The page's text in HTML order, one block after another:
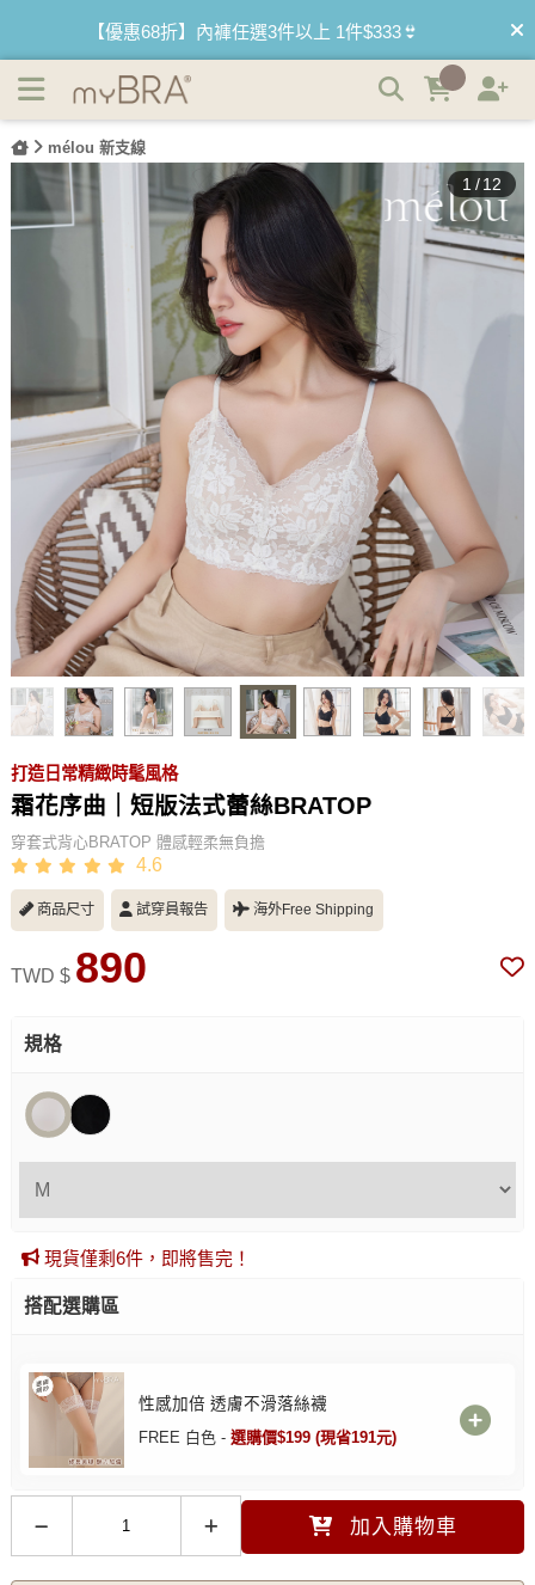
品牌
【買內衣免運費】台灣滿1200運費0元🚛
【首購優惠】新客最高可折$150再免運❗
【夏日滿額贈】把衣物壓縮收納袋回家 🌞
【父親節快樂】男內褲5件$999🧔
mélou 新支線
1 / 12
打造日常精緻時髦風格
霜花序曲｜短版法式蕾絲BRATOP
穿套式背心BRATOP 體感輕柔無負擔
4.6
商品尺寸 試穿員報告 海外Free Shipping
TWD $ 890
規格
現貨僅剩6件，即將售完！
搭配選購區
性感加倍 透膚不滑落絲襪
FREE 白色 - 選購價$199 (現省191元)
加入購物車